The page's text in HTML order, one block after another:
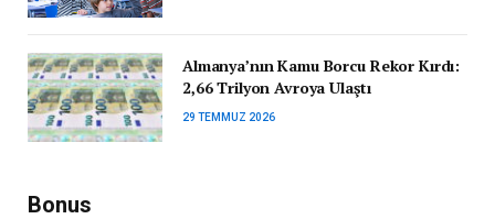
Almanya’nın Kamu Borcu Rekor Kırdı:
2,66 Trilyon Avroya Ulaştı
29 TEMMUZ 2026
Bonus